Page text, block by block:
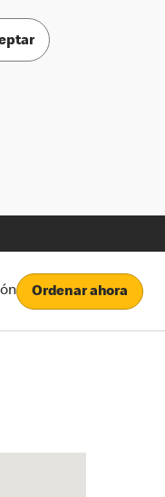
Ordenar ahora